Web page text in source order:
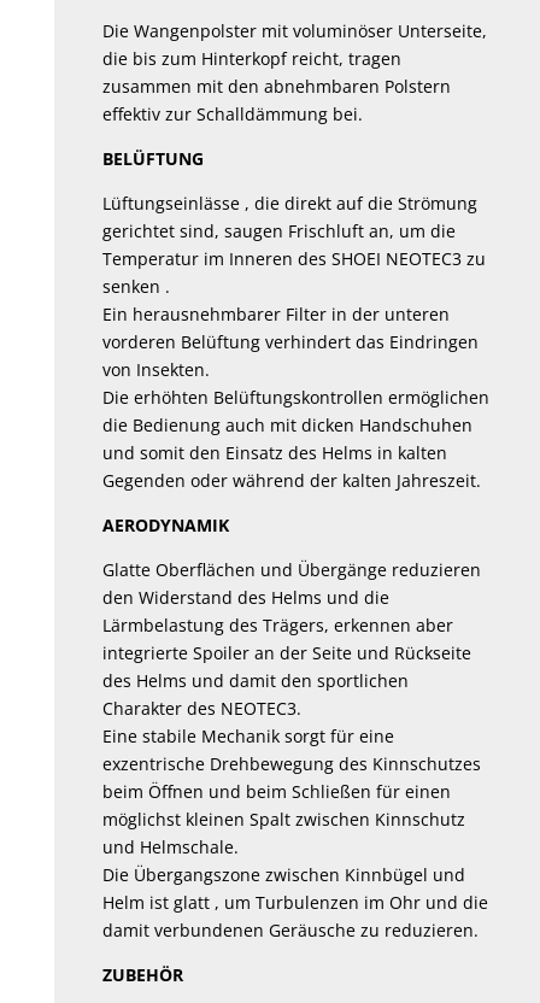
Die Wangenpolster mit voluminöser Unterseite,
die bis zum Hinterkopf reicht, tragen
zusammen mit den abnehmbaren Polstern
effektiv zur Schalldämmung bei.
BELÜFTUNG
Lüftungseinlässe , die direkt auf die Strömung
gerichtet sind, saugen Frischluft an, um die
Temperatur im Inneren des SHOEI NEOTEC3 zu
senken .
Ein herausnehmbarer Filter in der unteren
vorderen Belüftung verhindert das Eindringen
von Insekten.
Die erhöhten Belüftungskontrollen ermöglichen
die Bedienung auch mit dicken Handschuhen
und somit den Einsatz des Helms in kalten
Gegenden oder während der kalten Jahreszeit.
AERODYNAMIK
Glatte Oberflächen und Übergänge reduzieren
den Widerstand des Helms und die
Lärmbelastung des Trägers, erkennen aber
integrierte Spoiler an der Seite und Rückseite
des Helms und damit den sportlichen
Charakter des NEOTEC3.
Eine stabile Mechanik sorgt für eine
exzentrische Drehbewegung des Kinnschutzes
beim Öffnen und beim Schließen für einen
möglichst kleinen Spalt zwischen Kinnschutz
und Helmschale.
Die Übergangszone zwischen Kinnbügel und
Helm ist glatt , um Turbulenzen im Ohr und die
damit verbundenen Geräusche zu reduzieren.
ZUBEHÖR